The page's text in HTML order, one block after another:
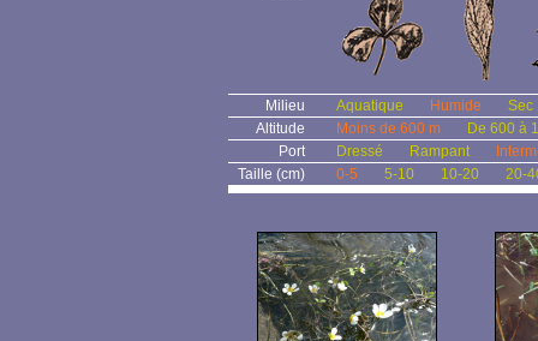
Milieu Aquatique Humide
Sec
Altitude
Moins de 600 m
De 600 à
Port
Dressé Rampant
Taille (cm)
0-5 5-10 10-20 20-